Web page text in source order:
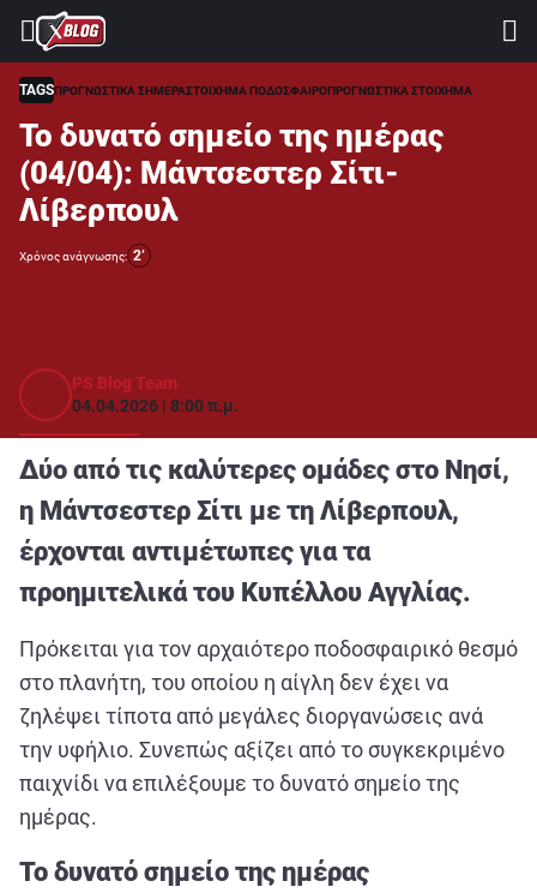
⚽ ΜΟΥΝΤΙΑΛ 2026
ΣΤΟΙΧΗΜΑ
CASINO
ΠΡΟΓΝΩΣΤΙΚΑ ΤIPSTERS
ΠΡΟΓΝΩΣΤΙΚΑ ΚΑΤΗΓΟΡΙΕΣ
TSILI LEAGUE
RETRO
BLOGS
QUIZ
ΑΘΛΗΤΙΚΑ
ΣΥΝΕΝΤΕΥΞΕΙΣ
Εξυπηρέτηση Πελατών
TAGSΠΡΟΓΝΩΣΤΙΚΑ ΣΗΜΕΡΑΣΤΟΙΧΗΜΑ ΠΟΔΟΣΦΑΙΡΟΠΡΟΓΝΩΣΤΙΚΑ ΣΤΟΙΧΗΜΑ
Το δυνατό σημείο της ημέρας
(04/04): Μάντσεστερ Σίτι-
Λίβερπουλ
Χρόνος ανάγνωσης: 2’
PS Blog Team
04.04.2026 | 8:00 π.μ.
Δύο από τις καλύτερες ομάδες στο Νησί,
η Μάντσεστερ Σίτι με τη Λίβερπουλ,
έρχονται αντιμέτωπες για τα
προημιτελικά του Κυπέλλου Αγγλίας.
Πρόκειται για τον αρχαιότερο ποδοσφαιρικό θεσμό
στο πλανήτη, του οποίου η αίγλη δεν έχει να
ζηλέψει τίποτα από μεγάλες διοργανώσεις ανά
την υφήλιο. Συνεπώς αξίζει από το συγκεκριμένο
παιχνίδι να επιλέξουμε το δυνατό σημείο της
ημέρας.
Το δυνατό σημείο της ημέρας